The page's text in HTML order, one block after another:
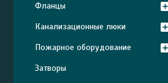
Фланцы
Канализационные люки
Пожарное оборудование
Затворы